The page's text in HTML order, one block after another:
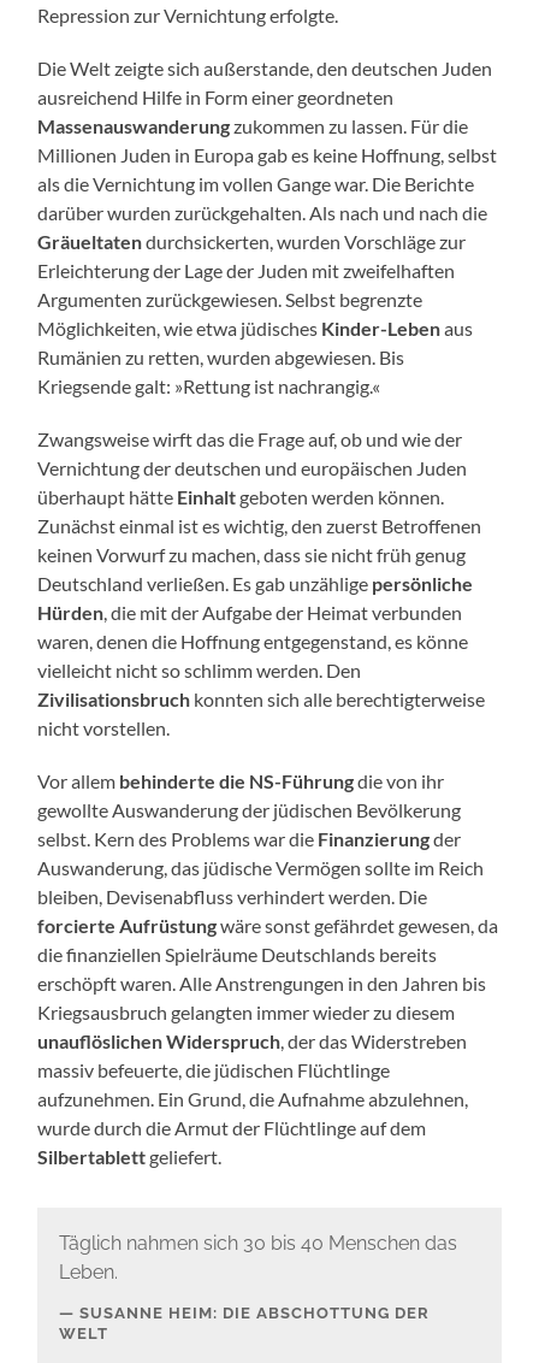
Repression zur Vernichtung erfolgte.
Die Welt zeigte sich außerstande, den deutschen Juden
ausreichend Hilfe in Form einer geordneten
Massenauswanderungzukommen zu lassen. Für die
Millionen Juden in Europa gab es keine Hoffnung, selbst
als die Vernichtung im vollen Gange war. Die Berichte
darüber wurden zurückgehalten. Als nach und nach die
Gräueltatendurchsickerten, wurden Vorschläge zur
Erleichterung der Lage der Juden mit zweifelhaften
Argumenten zurückgewiesen. Selbst begrenzte
Möglichkeiten, wie etwa jüdisches Kinder-Lebenaus
Rumänien zu retten, wurden abgewiesen. Bis
Kriegsende galt: »Rettung ist nachrangig.«
Zwangsweise wirft das die Frage auf, ob und wie der
Vernichtung der deutschen und europäischen Juden
überhaupt hätte Einhaltgeboten werden können.
Zunächst einmal ist es wichtig, den zuerst Betroffenen
keinen Vorwurf zu machen, dass sie nicht früh genug
Deutschland verließen. Es gab unzählige persönliche
Hürden, die mit der Aufgabe der Heimat verbunden
waren, denen die Hoffnung entgegenstand, es könne
vielleicht nicht so schlimm werden. Den
Zivilisationsbruch konnten sich alle berechtigterweise
nicht vorstellen.
Vor allem behinderte die NS-Führungdie von ihr
gewollte Auswanderung der jüdischen Bevölkerung
selbst. Kern des Problems war die Finanzierungder
Auswanderung, das jüdische Vermögen sollte im Reich
bleiben, Devisenabfluss verhindert werden. Die
forcierte Aufrüstungwäre sonst gefährdet gewesen, da
die finanziellen Spielräume Deutschlands bereits
erschöpft waren. Alle Anstrengungen in den Jahren bis
Kriegsausbruch gelangten immer wieder zu diesem
unauflöslichen Widerspruch, der das Widerstreben
massiv befeuerte, die jüdischen Flüchtlinge
aufzunehmen. Ein Grund, die Aufnahme abzulehnen,
wurde durch die Armut der Flüchtlinge auf dem
Silbertablettgeliefert.
Täglich nahmen sich 30 bis 40 Menschen das
Leben.
SUSANNE HEIM: DIE ABSCHOTTUNG DER
WELT